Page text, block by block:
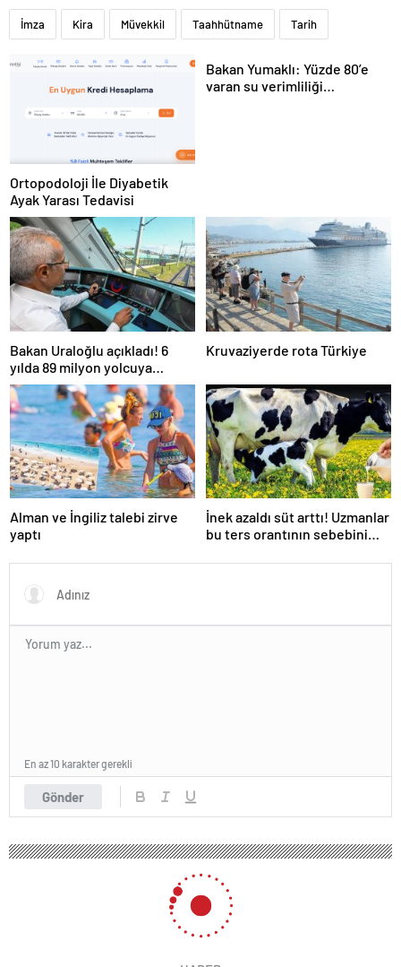
İmza Kira Müvekkil Taahhütname Tarih
Ortopodoloji İle Diyabetik
Ayak Yarası Tedavisi
Bakan Yumaklı: Yüzde 80’e
varan su verimliliği
Bakan Uraloğlu açıkladı! 6
yılda 89 milyon yolcuya
hizmet verdi
Kruvaziyerde rota Türkiye
Alman ve İngiliz talebi zirve
yaptı
İnek azaldı süt arttı! Uzmanlar
bu ters orantının sebebini
Gönder
En az 10 karakter gerekli